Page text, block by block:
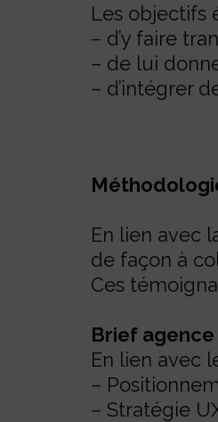
Les objectifs
– d’y faire
– de lui
– d’intégrer
En lien avec
de façon à
Ces
Brief agence
En lien avec
–
– Stratégie